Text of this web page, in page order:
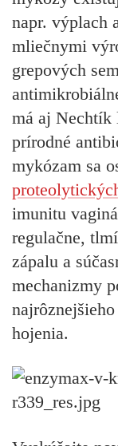
napr. výplach
mliečnymi
grepových
má aj Nechtík
prírodné
mykózam sa
imunitu
regulačne,
zápalu a
mechanizmy
hojenia.